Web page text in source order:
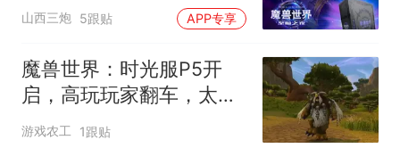
向社区激励
山西三炮 5跟贴 APP专享
魔兽世界：时光服P5开
启，高玩玩家翻车，太阳
井难度要降吗？
游戏农工 1跟贴